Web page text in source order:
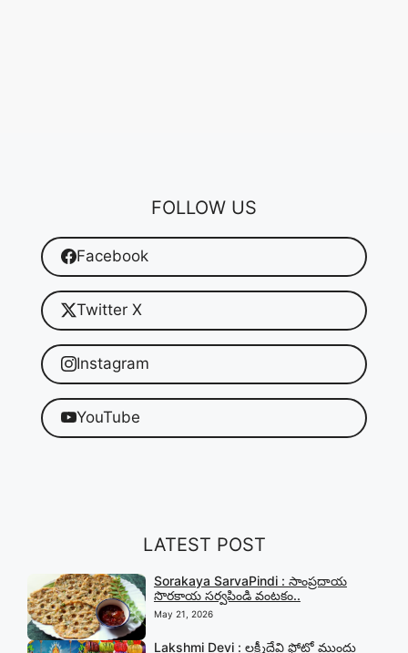
FOLLOW US
Facebook
Twitter X
Instagram
YouTube
LATEST POST
Sorakaya SarvaPindi : సాంప్రదాయ
సొరకాయ సర్వపిండి వంటకం..
May 21, 2026
Lakshmi Devi : లక్ష్మీదేవి ఫోటో ముందు